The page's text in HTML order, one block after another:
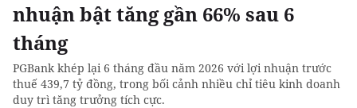
nhuận bật tăng gần 66% sau 6
tháng
PGBank khép lại 6 tháng đầu năm 2026 với lợi nhuận trước
thuế 439,7 tỷ đồng, trong bối cảnh nhiều chỉ tiêu kinh doanh
duy trì tăng trưởng tích cực.